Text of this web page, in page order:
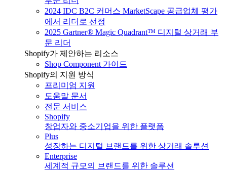
2024 IDC B2C 커머스 MarketScape 공급업체 평가
에서 리더로 선정
2025 Gartner® Magic Quadrant™ 디지털 상거래 부
문 리더
Shopify가 제안하는 리소스
Shop Component 가이드
Shopify의 지원 방식
프리미엄 지원
도움말 문서
전문 서비스
Shopify
창업자와 중소기업을 위한 플랫폼
Plus
성장하는 디지털 브랜드를 위한 상거래 솔루션
Enterprise
세계적 규모의 브랜드를 위한 솔루션